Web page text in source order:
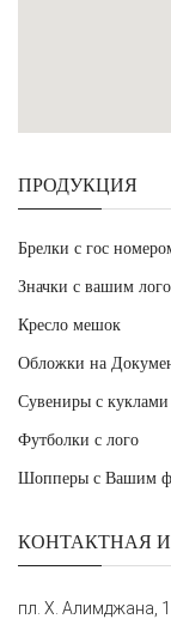
ПРОДУКЦИЯ
Брелки с гос
Значки с вашим лого
Кресло мешок
Обложки на
Сувениры с
Футболки с лого
Шопперы с Вашим
КОНТАКТНАЯ
пл. Х. Алимджана,